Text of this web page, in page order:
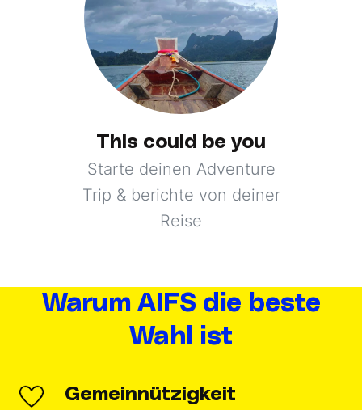
This could be you
Starte deinen Adventure
Trip & berichte von deiner
Reise
Warum AIFS die beste
Wahl ist
Gemeinnützigkeit